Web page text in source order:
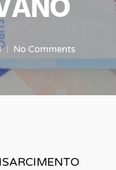
No Comments